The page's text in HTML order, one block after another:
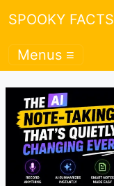
SPOOKY FACTS
Menus ≡